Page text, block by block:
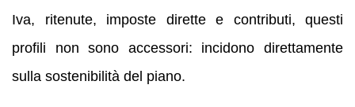
Iva, ritenute, imposte dirette e contributi, questi
profili non sono accessori: incidono direttamente
sulla sostenibilità del piano.